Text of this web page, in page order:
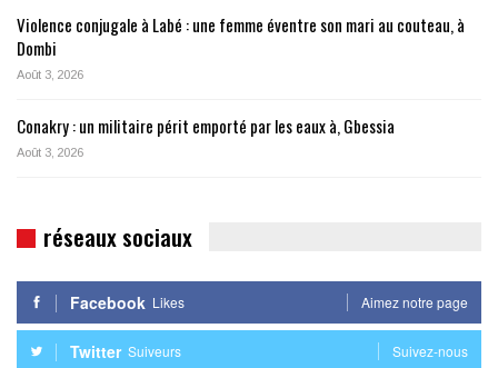
Violence conjugale à Labé : une femme éventre son mari au couteau, à
Dombi
Août 3, 2026
Conakry : un militaire périt emporté par les eaux à, Gbessia
Août 3, 2026
réseaux sociaux
Facebook Likes Aimez notre page
Twitter Suiveurs Suivez-nous